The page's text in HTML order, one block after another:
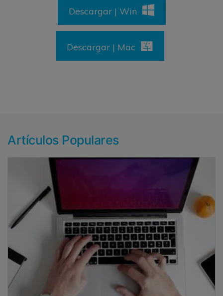
Descargar | Win
Descargar | Mac
Artículos Populares